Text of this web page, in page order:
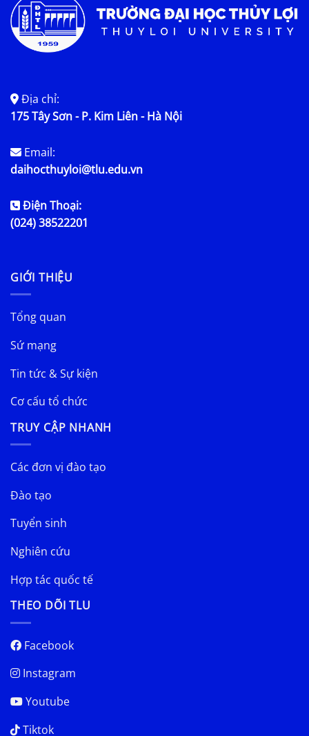
Địa chỉ:
175 Tây Sơn - P. Kim Liên - Hà Nội
Email:
daihocthuyloi@tlu.edu.vn
Điện Thoại:
(024) 38522201
GIỚI THIỆU
Tổng quan
Sứ mạng
Tin tức & Sự kiện
Cơ cấu tổ chức
TRUY CẬP NHANH
Các đơn vị đào tạo
Đào tạo
Tuyển sinh
Nghiên cứu
Hợp tác quốc tế
THEO DÕI TLU
Facebook
Instagram
Youtube
Tiktok